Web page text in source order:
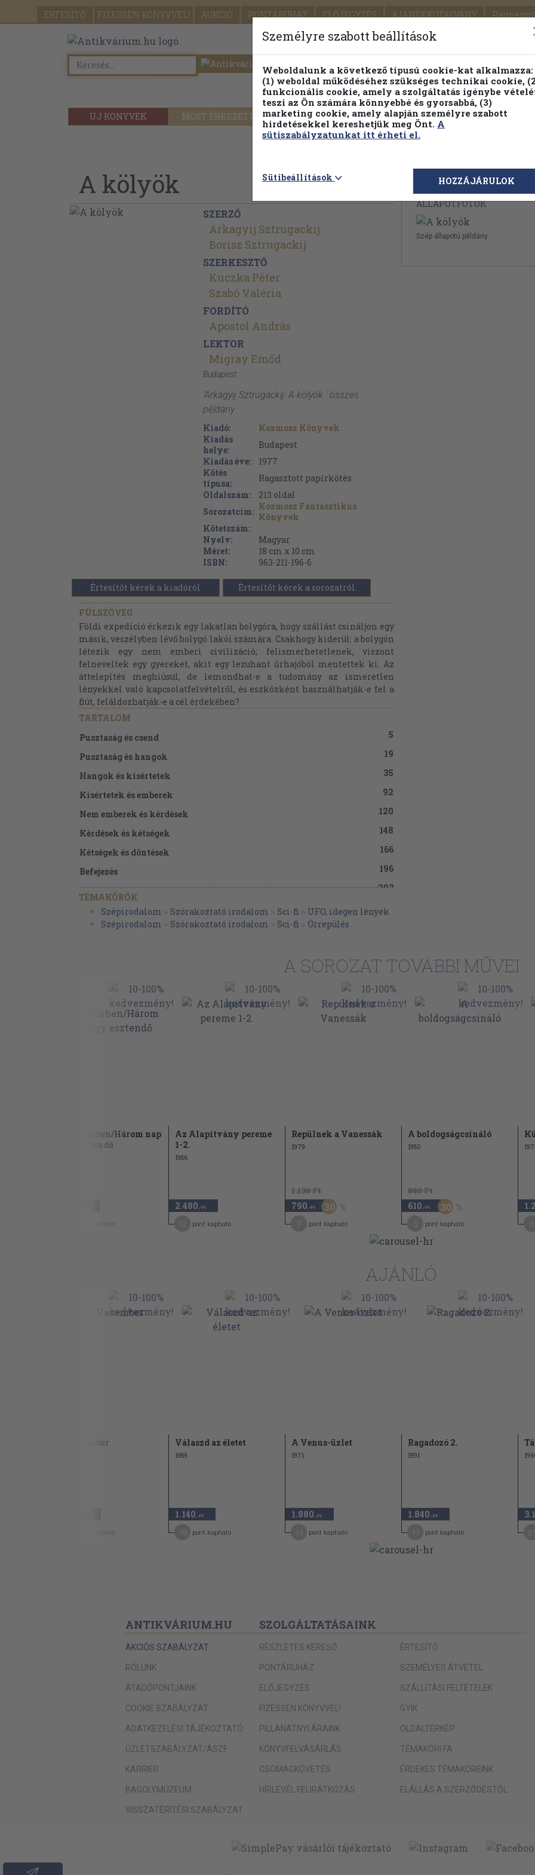
ÉRTESÍTŐ FIZESSEN KÖNYVVEL! AUKCIÓ PONTÁRUHÁZ ELŐJEGYZÉS AJÁNDÉKUTALVÁNY
SEGÍTSÉG
ÚJ KÖNYVEK MOST ÉRKEZETT PILLANATNYI ÁRAINK FENNTARTHATÓ
Részletes kereső Témaköri fa
A kölyök
SZERZŐ
Arkagyij Sztrugackij
Borisz Sztrugackij
SZERKESZTŐ
Kuczka Péter
Szabó Valéria
FORDÍTÓ
Apostol András
LEKTOR
Migray Emőd
Budapest
'Arkagyij Sztrugackij: A kölyök ' összes
példány
Kiadó:
Kozmosz Könyvek
Kiadás
helye:
Budapest
Kiadás éve:
1977
Kötés
típusa:
Ragasztott papírkötés
Oldalszám:
213 oldal
Sorozatcím: Kozmosz Fantasztikus
Könyvek
Kötetszám:
Nyelv:
Magyar
Méret:
18 cm x 10 cm
ISBN:
963-211-196-6
Értesítőt kérek a kiadóról Értesítőt kérek a sorozatról
FÜLSZÖVEG
Földi expedíció érkezik egy lakatlan bolygóra, hogy szállást csináljon egy
másik, veszélyben lévő bolygó lakói számára. Csakhogy kiderül: a bolygón
létezik egy nem emberi civilizáció; felismerhetetlenek, viszont
felneveltek egy gyereket, akit egy lezuhant űrhajóból mentettek ki. Az
áttelepítés meghiúsul, de lemondhat-e a tudomány az ismeretlen
lényekkel való kapcsolatfelvételről, és eszközként használhatják-e fel a
fiút, feláldozhatják-e a cél érdekében?
TARTALOM
Pusztaság és csend
5
Pusztaság és hangok
19
Hangok és kísértetek
35
Kísértetek és emberek
92
Nem emberek és kérdések
120
Kérdések és kétségek
148
Kétségek és döntések
166
Befejezés
196
A. Sztrugackij-B.Sztrugackij (Kuczka Péter)
203
TÉMAKÖRÖK
Szépirodalom > Szórakoztató irodalom > Sci-fi > UFO, idegen lények
Szépirodalom > Szórakoztató irodalom > Sci-fi > Űrrepülés
Megvásárolható
ÁLLAPOTFOTÓK
Szép állapotú példány.
A SOROZAT TOVÁBBI MŰVEI
Fénykörben/Három nap
egy esztendő
pont kapható
Az Alapítvány pereme
1-2.
1986
2.480 ,-Ft
pont kapható
Repülnek a Vanessák
1979
1.130 Ft
790 ,-Ft 30
pont kapható
A boldogságcsináló
1980
880 Ft
610 ,-Ft 30
pont kapható
AJÁNLÓ
A Vasember
pont kapható
Válaszd az életet
1989
1.140 ,-Ft
pont kapható
A Venus-üzlet
1971
1.880 ,-Ft
pont kapható
Ragadozó 2.
1991
1.840 ,-Ft
pont kapható
ANTIKVÁRIUM.HU
AKCIÓS SZABÁLYZAT
RÓLUNK
ÁTADÓPONTJAINK
COOKIE SZABÁLYZAT
ADATKEZELÉSI TÁJÉKOZTATÓ
ÜZLETSZABÁLYZAT/ÁSZF
KARRIER
BAGOLYMÚZEUM
VISSZATÉRÍTÉSI SZABÁLYZAT
SZOLGÁLTATÁSAINK
RÉSZLETES KERESŐ
PONTÁRUHÁZ
ELŐJEGYZÉS
FIZESSEN KÖNYVVEL!
PILLANATNYI ÁRAINK
KÖNYVFELVÁSÁRLÁS
CSOMAGKÖVETÉS
HÍRLEVÉL FELIRATKOZÁS
ÉRTESÍTŐ
SZEMÉLYES ÁTVÉTEL
SZÁLLÍTÁSI FELTÉTELEK
GYIK
OLDALTÉRKÉP
TÉMAKÖRI FA
ÉRDEKES TÉMAKÖREINK
ELÁLLÁS A SZERZŐDÉSTŐL
Személyre szabott beállítások
Weboldalunk a következő típusú cookie-kat alkalmazza:
(1) weboldal működéséhez szükséges technikai cookie,
funkcionális cookie, amely a szolgáltatás igénybe
teszi az Ön számára könnyebbé és gyorsabbá, (3)
marketing cookie, amely alapján személyre szabott
hirdetésekkel kereshetjük meg Önt. A
sütiszabályzatunkat itt érheti el.
Sütibeállítások HOZZÁJÁRULOK